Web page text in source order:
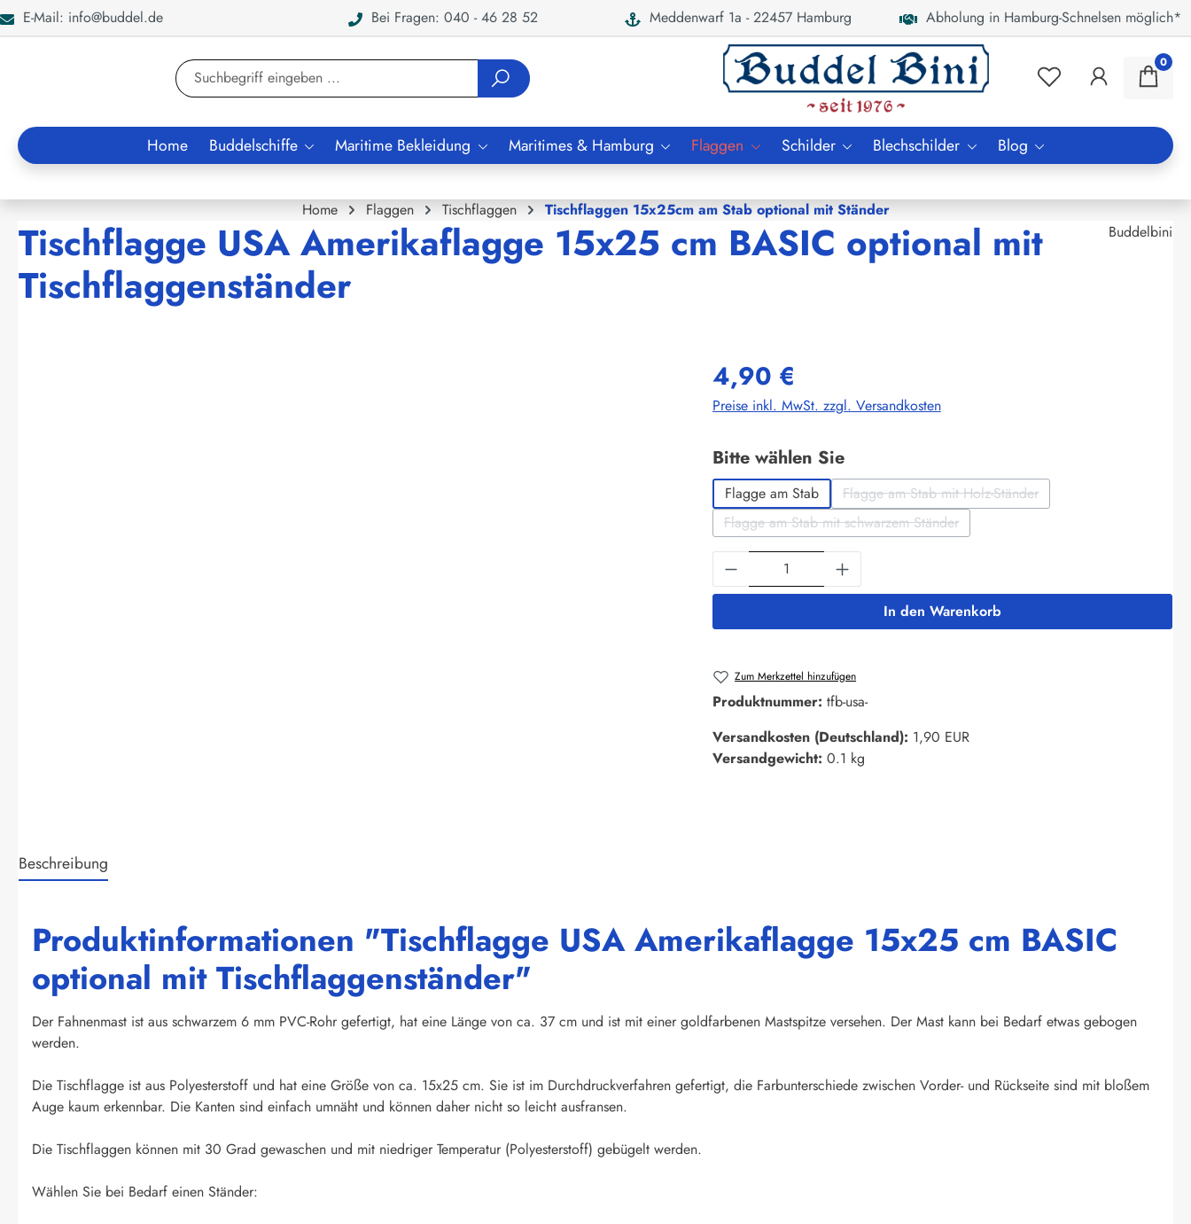
Zur Suche springen
E-Mail: info@buddel.de Bei Fragen: 040 - 46 28 52 Meddenwarf 1a - 22457 Hamburg Abholung in Hamburg-Schnelsen möglich*
0
Home Buddelschiffe Maritime Bekleidung Maritimes & Hamburg Flaggen Schilder Blechschilder Blog
Home Flaggen Tischflaggen Tischflaggen 15x25cm am Stab optional mit Ständer
Tischflagge USA Amerikaflagge 15x25 cm BASIC optional mit
Tischflaggenständer
Buddelbini
4,90 €
Preise inkl. MwSt. zzgl. Versandkosten
Bitte wählen Sieauswählen
Flagge am Stab Flagge am Stab mit Holz-Ständer
(Diese Option ist zurzeit nicht verfügbar.)
Flagge am Stab mit schwarzem Ständer
(Diese Option ist zurzeit nicht verfügbar.)
Produkt Anzahl: Gib den gewünschten Wert ein
In den Warenkorb
Zum Merkzettel hinzufügen
Produktnummer: tfb-usa-
Versandkosten (Deutschland): 1,90 EUR
Versandgewicht: 0.1 kg
Beschreibung
Produktinformationen "Tischflagge USA Amerikaflagge 15x25 cm BASIC
optional mit Tischflaggenständer"
Der Fahnenmast ist aus schwarzem 6 mm PVC-Rohr gefertigt, hat eine Länge von ca. 37 cm und ist mit einer goldfarbenen Mastspitze versehen. Der Mast kann bei Bedarf etwas gebogen
werden.
Die Tischflagge ist aus Polyesterstoff und hat eine Größe von ca. 15x25 cm. Sie ist im Durchdruckverfahren gefertigt, die Farbunterschiede zwischen Vorder- und Rückseite sind mit bloßem
Auge kaum erkennbar. Die Kanten sind einfach umnäht und können daher nicht so leicht ausfransen.
Die Tischflaggen können mit 30 Grad gewaschen und mit niedriger Temperatur (Polyesterstoff) gebügelt werden.
Wählen Sie bei Bedarf einen Ständer: